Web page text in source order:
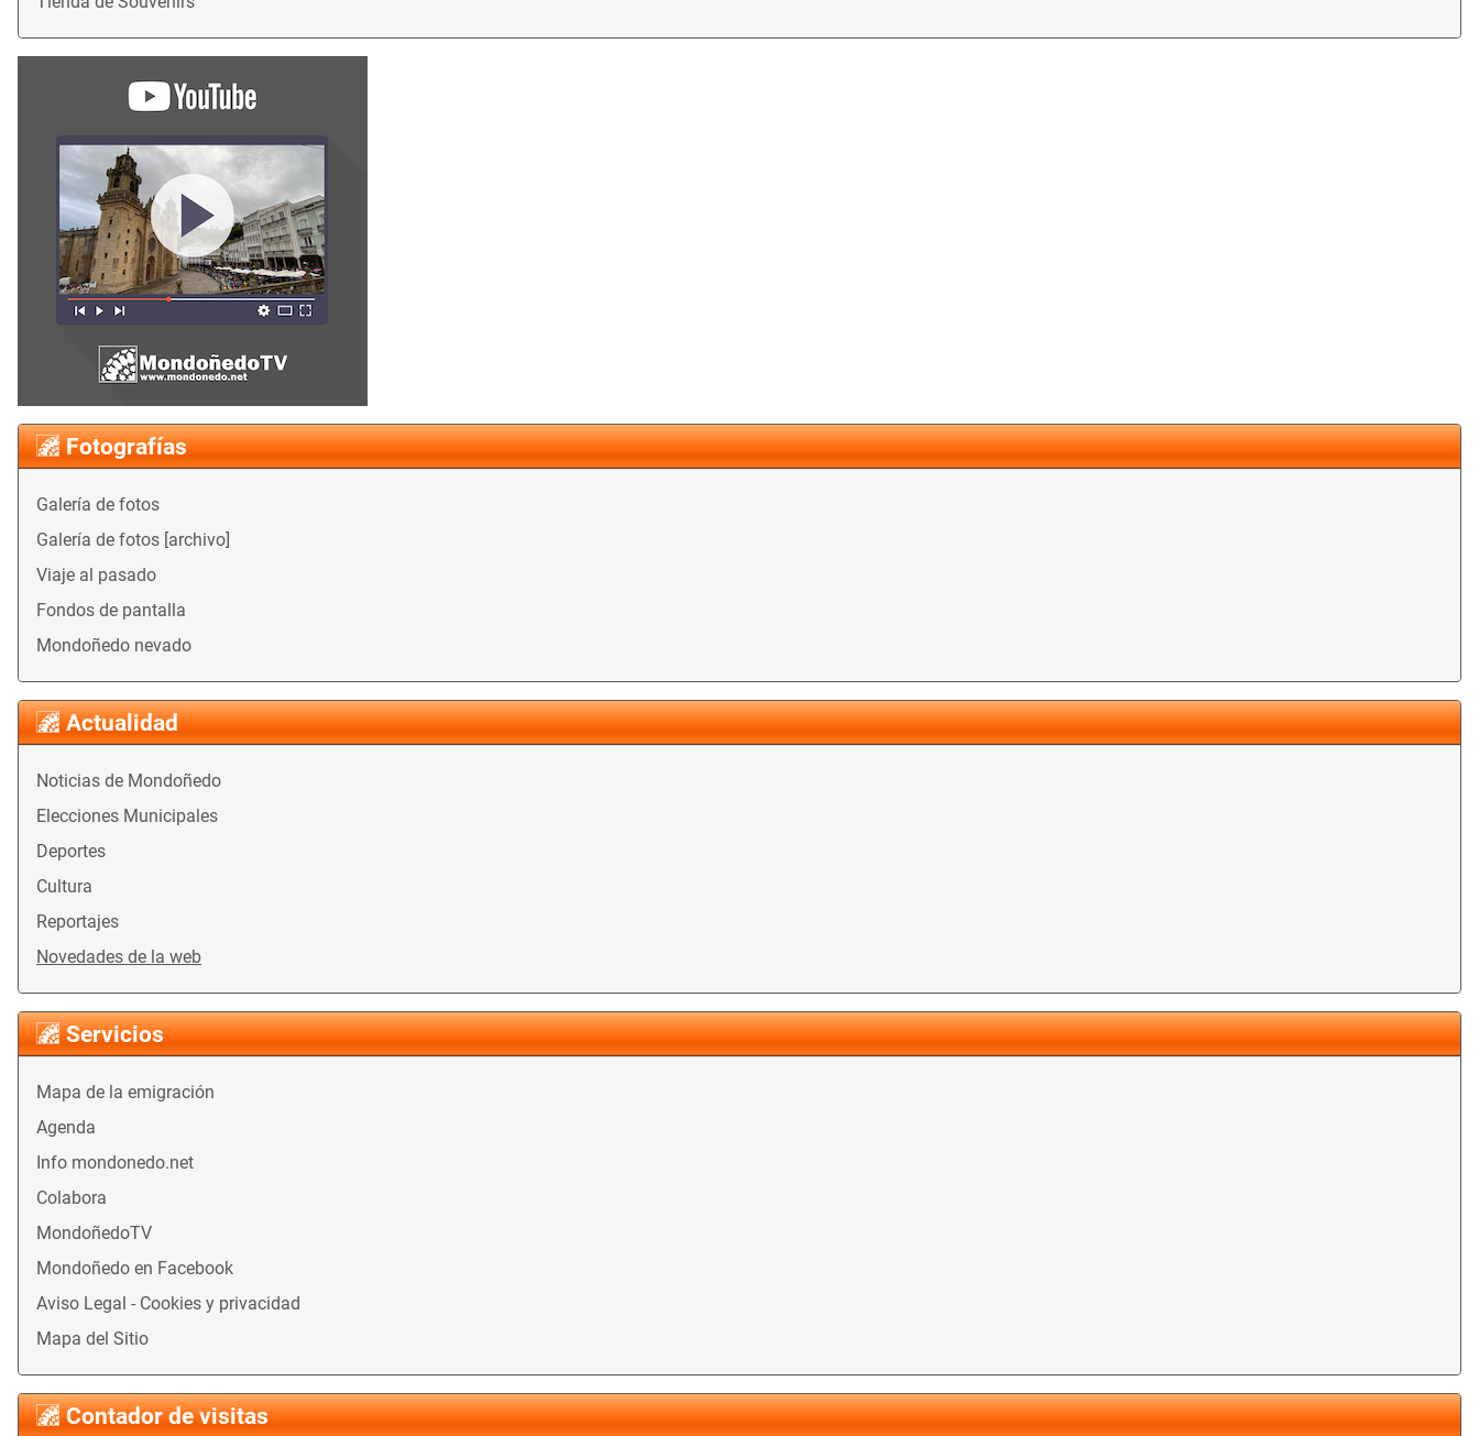
Fotografías
Galería de fotos
Galería de fotos [archivo]
Viaje al pasado
Fondos de pantalla
Mondoñedo nevado
Actualidad
Noticias de Mondoñedo
Elecciones Municipales
Deportes
Cultura
Reportajes
Novedades de la web
Servicios
Mapa de la emigración
Agenda
Info mondonedo.net
Colabora
MondoñedoTV
Mondoñedo en Facebook
Aviso Legal - Cookies y privacidad
Mapa del Sitio
Contador de visitas